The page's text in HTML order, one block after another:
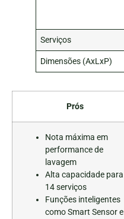
Serviços
Dimensões (AxLxP)
Prós
Nota máxima em
performance de
lavagem
Alta capacidade para
14 serviços
Funções inteligentes
como Smart Sensor e